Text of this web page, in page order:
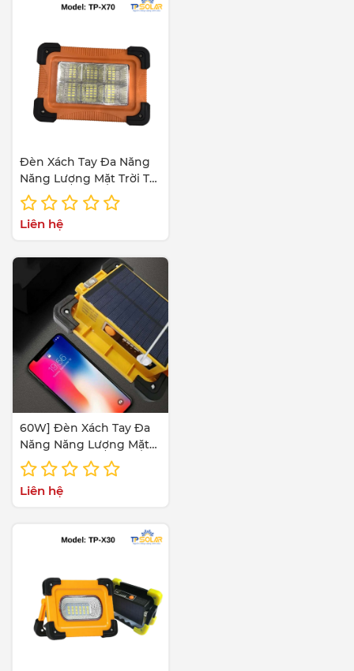
Đèn Xách Tay Đa Năng
Năng Lượng Mặt Trời TP
Solar TP-X70
Liên hệ
60W] Đèn Xách Tay Đa
Năng Năng Lượng Mặt
Trời TP Solar TP-X60
Liên hệ